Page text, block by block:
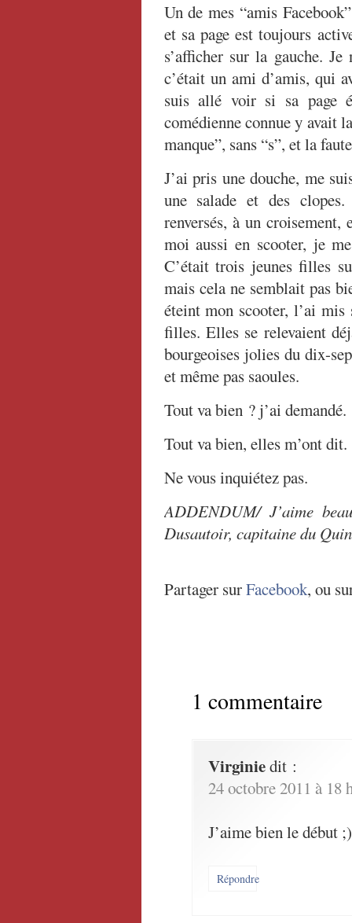
Un de mes “amis
et sa page est toujours
s’afficher sur la gauche.
c’était un ami d’amis, qui
suis allé voir si sa page
comédienne connue y avait
manque”, sans “s”, et la
J’ai pris une douche, me
une salade et des
renversés, à un
moi aussi en scooter, je
C’était trois jeunes filles
mais cela ne semblait pas
éteint mon scooter, l’ai
filles. Elles se relevaient
bourgeoises jolies du dix-
et même pas saoules.
Tout va bien ? j’ai demandé.
Tout va bien, elles m’ont dit.
Ne vous inquiétez pas.
ADDENDUM/ J’aime
Dusautoir, capitaine du
Partager surFacebook, ou
1 commentaire
Virginiedit :
24 octobre 2011 à 18
J’aime bien le début
Répondre